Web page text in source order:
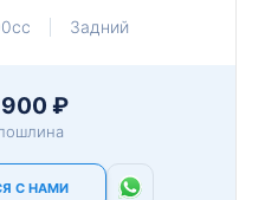
Задний
₽
С НАМИ